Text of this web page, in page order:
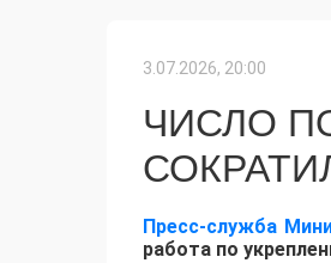
3.07.2026, 20:00
ЧИСЛО
Пресс-служба
работа по